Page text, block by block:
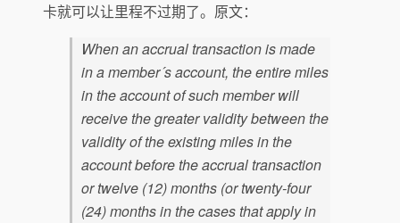
卡就可以让里程不过期了。原文：
When an accrual transaction is made
in a member´s account, the entire miles
in the account of such member will
receive the greater validity between the
validity of the existing miles in the
account before the accrual transaction
or twelve (12) months (or twenty-four
(24) months in the cases that apply in